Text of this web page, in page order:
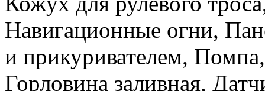
Навигационные огни,
и прикуривателем,
Горловина заливная,